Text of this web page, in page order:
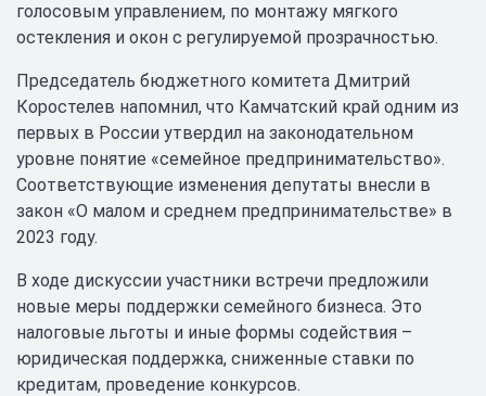
голосовым управлением, по монтажу мягкого
остекления и окон с регулируемой прозрачностью.
Председатель бюджетного комитета Дмитрий
Коростелев напомнил, что Камчатский край одним из
первых в России утвердил на законодательном
уровне понятие «семейное предпринимательство».
Соответствующие изменения депутаты внесли в
закон «О малом и среднем предпринимательстве» в
2023 году.
В ходе дискуссии участники встречи предложили
новые меры поддержки семейного бизнеса. Это
налоговые льготы и иные формы содействия –
юридическая поддержка, сниженные ставки по
кредитам, проведение конкурсов.